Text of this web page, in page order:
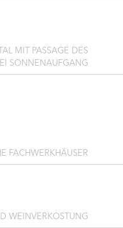
MIT PASSAGE DES
SONNENAUFGANG
FACHWERKHÄUSER
WEINVERKOSTUNG